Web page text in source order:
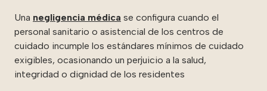
Una negligencia médica se configura cuando el
personal sanitario o asistencial de los centros de
cuidado incumple los estándares mínimos de cuidado
exigibles, ocasionando un perjuicio a la salud,
integridad o dignidad de los residentes